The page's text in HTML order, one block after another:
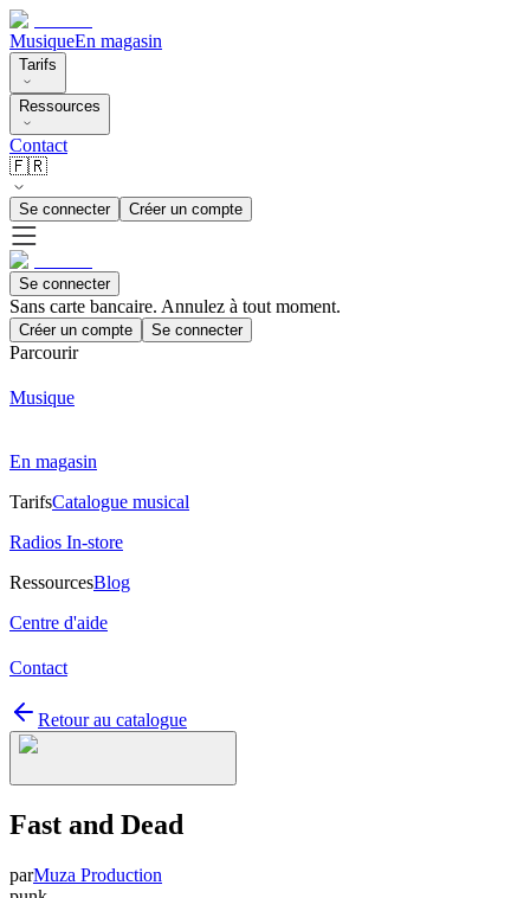
MusiqueEn magasin
Tarifs
Ressources
Contact
🇫🇷
Se connecter Créer un compte
Se connecter
Sans carte bancaire. Annulez à tout moment.
Créer un compte Se connecter
Parcourir
Musique
En magasin
TarifsCatalogue musical
Radios In-store
RessourcesBlog
Centre d'aide
Contact
Retour au catalogue
Fast and Dead
parMuza Production